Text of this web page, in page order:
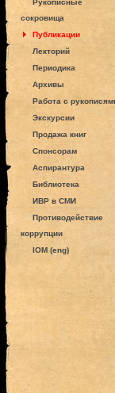
Рукописные
сокровища
Публикации
Лекторий
Периодика
Архивы
Работа с
Экскурсии
Продажа книг
Спонсорам
Аспирантура
Библиотека
ИВР в СМИ
Противодействие
коррупции
IOM (eng)